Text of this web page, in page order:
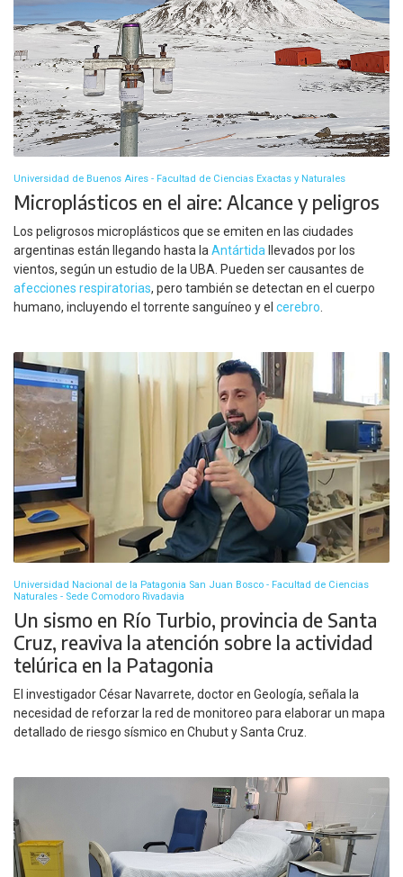
Universidad de Buenos Aires - Facultad de Ciencias Exactas y Naturales
Microplásticos en el aire: Alcance y peligros
Los peligrosos microplásticos que se emiten en las ciudades
argentinas están llegando hasta la Antártida llevados por los
vientos, según un estudio de la UBA. Pueden ser causantes de
afecciones respiratorias, pero también se detectan en el cuerpo
humano, incluyendo el torrente sanguíneo y el cerebro
Universidad Nacional de la Patagonia San Juan Bosco - Facultad de Ciencias
Naturales - Sede Comodoro Rivadavia
Un sismo en Río Turbio, provincia de Santa
Cruz, reaviva la atención sobre la actividad
telúrica en la Patagonia
El investigador César Navarrete, doctor en Geología, señala la
necesidad de reforzar la red de monitoreo para elaborar un mapa
detallado de riesgo sísmico en Chubut y Santa Cruz.